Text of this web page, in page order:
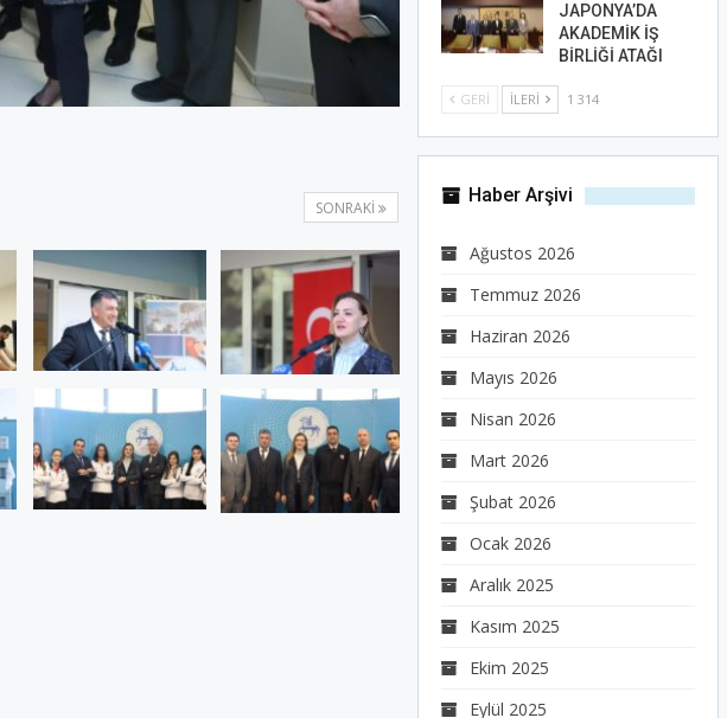
SONRAKI
JAPONYA’DA
AKADEMİK İŞ
BİRLİĞİ ATAĞI
GERI İLERI 1 314
Haber Arşivi
Ağustos 2026
Temmuz 2026
Haziran 2026
Mayıs 2026
Nisan 2026
Mart 2026
Şubat 2026
Ocak 2026
Aralık 2025
Kasım 2025
Ekim 2025
Eylül 2025